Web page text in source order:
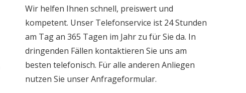
Wir helfen Ihnen schnell, preiswert und
kompetent. Unser Telefonservice ist 24 Stunden
am Tag an 365 Tagen im Jahr zu für Sie da. In
dringenden Fällen kontaktieren Sie uns am
besten telefonisch. Für alle anderen Anliegen
nutzen Sie unser Anfrageformular.